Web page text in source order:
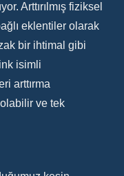
Arttırılmış fiziksel
eklentiler olarak
bir ihtimal gibi
isimli
arttırma
ve tek